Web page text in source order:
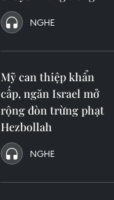
NGHE
Mỹ can thiệp khẩn
cấp, ngăn Israel mở
rộng đòn trừng phạt
Hezbollah
NGHE